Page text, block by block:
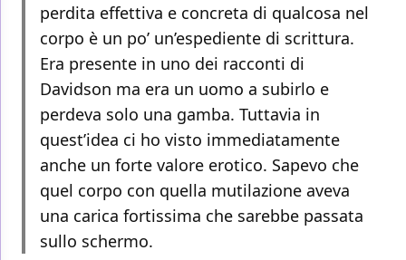
perdita effettiva e concreta di qualcosa nel
corpo è un po’ un’espediente di scrittura.
Era presente in uno dei racconti di
Davidson ma era un uomo a subirlo e
perdeva solo una gamba. Tuttavia in
quest’idea ci ho visto immediatamente
anche un forte valore erotico. Sapevo che
quel corpo con quella mutilazione aveva
una carica fortissima che sarebbe passata
sullo schermo.